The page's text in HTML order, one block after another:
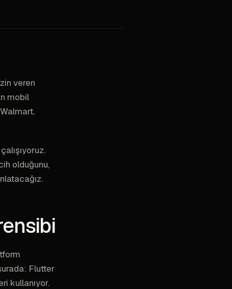
veren
mobil
olduğunu,
Flutter
kullanıyor.